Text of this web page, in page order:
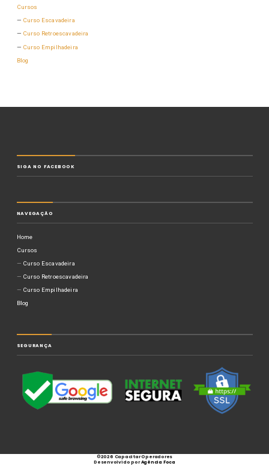
Cursos
Curso Escavadeira
Curso Retroescavadeira
Curso Empilhadeira
Blog
SIGA NO FACEBOOK
NAVEGAÇÃO
Home
Cursos
Curso Escavadeira
Curso Retroescavadeira
Curso Empilhadeira
Blog
SEGURANÇA
©2026 Capacitar Operadores
Desenvolvido porAgência Foca